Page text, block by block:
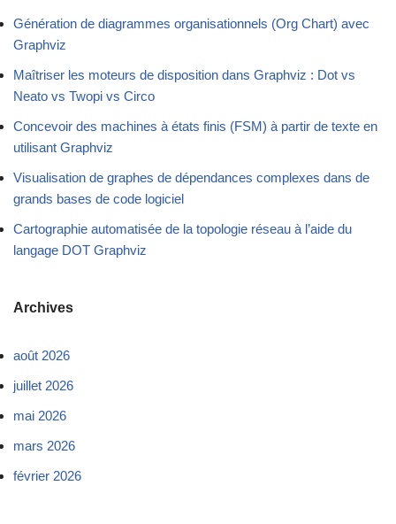
Génération de diagrammes organisationnels (Org Chart) avec
Graphviz
Maîtriser les moteurs de disposition dans Graphviz : Dot vs
Neato vs Twopi vs Circo
Concevoir des machines à états finis (FSM) à partir de texte en
utilisant Graphviz
Visualisation de graphes de dépendances complexes dans de
grands bases de code logiciel
Cartographie automatisée de la topologie réseau à l’aide du
langage DOT Graphviz
Archives
août 2026
juillet 2026
mai 2026
mars 2026
février 2026